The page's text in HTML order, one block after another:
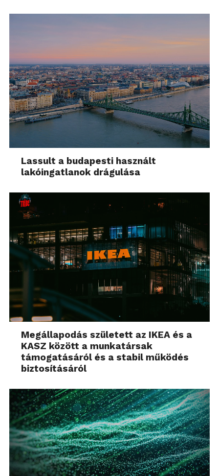
Lassult a budapesti használt
lakóingatlanok drágulása
Megállapodás született az IKEA és a
KASZ között a munkatársak
támogatásáról és a stabil működés
biztosításáról